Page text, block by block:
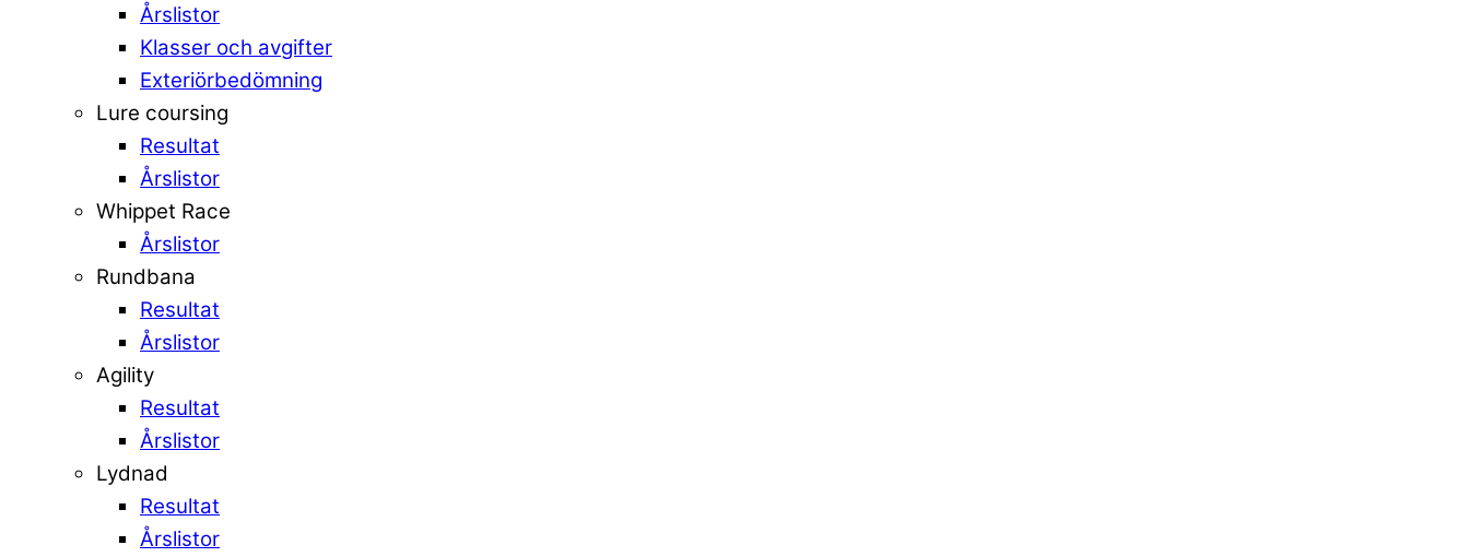
Årslistor
Klasser och avgifter
Exteriörbedömning
Lure coursing
Resultat
Årslistor
Whippet Race
Årslistor
Rundbana
Resultat
Årslistor
Agility
Resultat
Årslistor
Lydnad
Resultat
Årslistor